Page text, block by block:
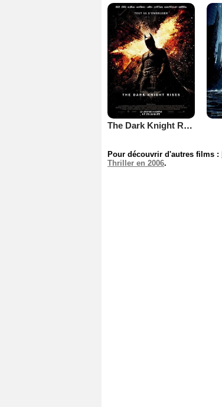
The Dark Knight Rises
Pour découvrir d'autres films :
Thriller en 2006.